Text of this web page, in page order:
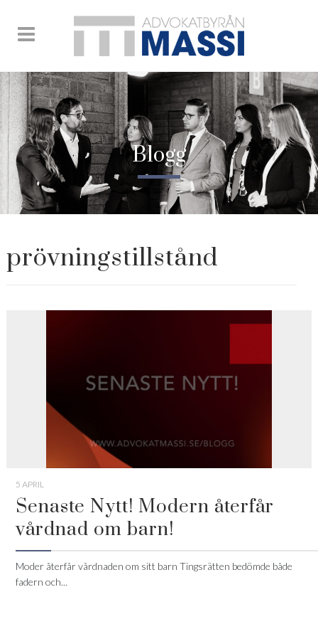
Blogg
prövningstillstånd
5 APRIL
Senaste Nytt! Modern återfår
vårdnad om barn!
Moder återfår vårdnaden om sitt barn Tingsrätten bedömde både
fadern och...